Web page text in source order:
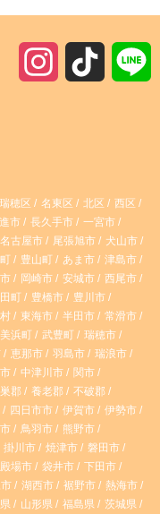
a
g
r
a
m
o
k
瑞穂区 名東区 北区
西区
市 長久手市
一宮市
古屋市 尾張旭市
犬山市
豊山町 あま市
津島市
岡崎市 安城市
西尾市
町 豊橋市
豊川市
東海市 半田市
常滑市
美浜町 武豊町
瑞穂市
恵那市 羽島市
瑞浪市
中津川市
関市
郡 養老郡
不破郡
四日市市 伊賀市
伊勢市
鳥羽市
熊野市
掛川市 焼津市
磐田市
場市 袋井市
下田市
湖西市 裾野市
熱海市
山形県 福島県
茨城県